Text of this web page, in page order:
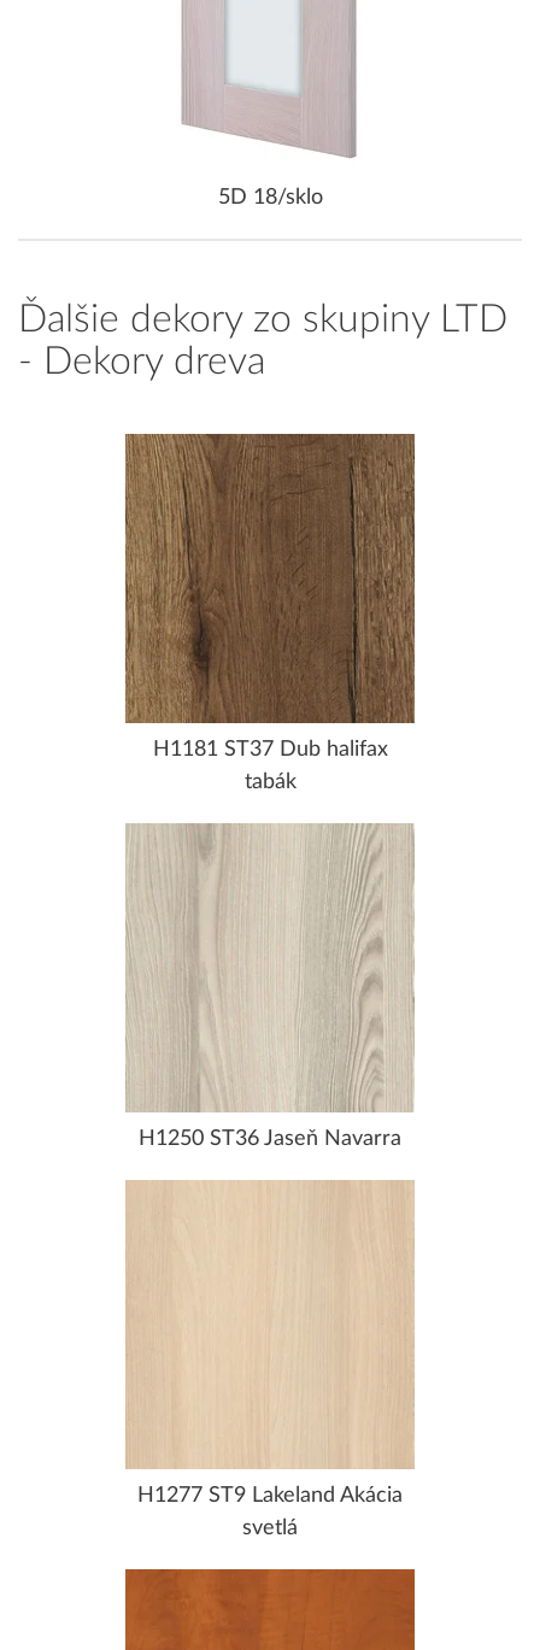
5D 18/sklo
Ďalšie dekory zo skupiny LTD
- Dekory dreva
H1181 ST37 Dub halifax
tabák
H1250 ST36 Jaseň Navarra
H1277 ST9 Lakeland Akácia
svetlá